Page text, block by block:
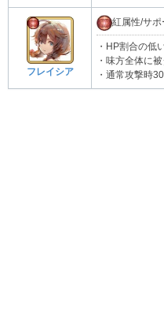
フレイシア
紅属性/サポ
・HP割合の低
・味方全体に
・通常攻撃時